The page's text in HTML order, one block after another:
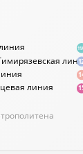
линия